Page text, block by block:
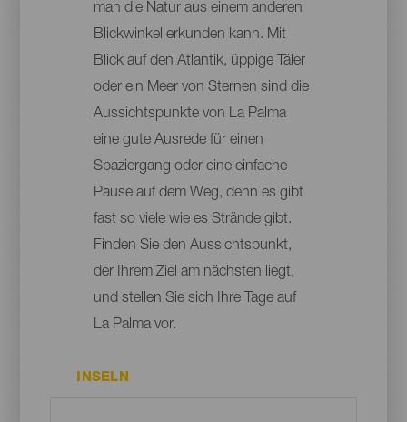
man die Natur aus einem anderen
Blickwinkel erkunden kann. Mit
Blick auf den Atlantik, üppige Täler
oder ein Meer von Sternen sind die
Aussichtspunkte von La Palma
eine gute Ausrede für einen
Spaziergang oder eine einfache
Pause auf dem Weg, denn es gibt
fast so viele wie es Strände gibt.
Finden Sie den Aussichtspunkt,
der Ihrem Ziel am nächsten liegt,
und stellen Sie sich Ihre Tage auf
La Palma vor.
INSELN